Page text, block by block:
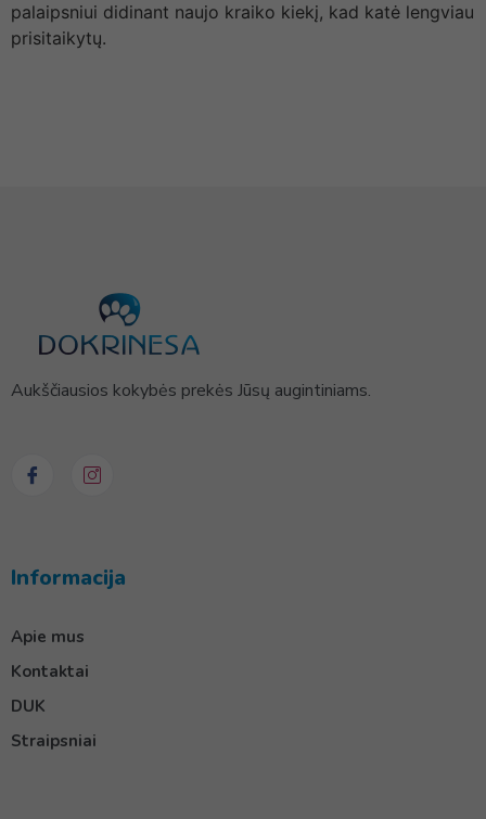
palaipsniui didinant naujo kraiko kiekį, kad katė lengviau
prisitaikytų.
Aukščiausios kokybės prekės Jūsų augintiniams.
Informacija
Apie mus
Kontaktai
DUK
Straipsniai